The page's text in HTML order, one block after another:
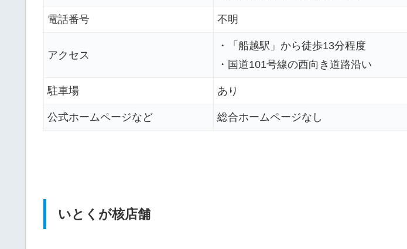
電話番号 不明
アクセス
・「船越駅」から徒歩13分程度
・国道101号線の西向き道路沿い
駐車場 あり
公式ホームページなど 総合ホームページなし
いとくが核店舗